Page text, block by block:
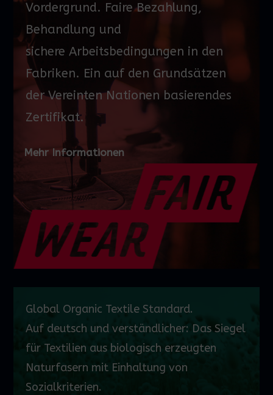
Vordergrund. Faire Bezahlung,
Behandlung und
sichere Arbeitsbedingungen in den
Fabriken. Ein auf den Grundsätzen
der Vereinten Nationen basierendes
Zertifikat.
Mehr Informationen
Global Organic Textile Standard.
Auf deutsch und verständlicher: Das Siegel
für Textilien aus biologisch erzeugten
Naturfasern mit Einhaltung von
Sozialkriterien.